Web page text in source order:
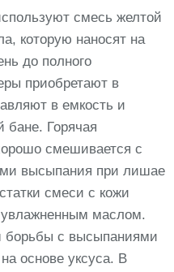
смесь желтой
которую наносят на
до полного
приобретают в
в емкость и
бане. Горячая
смешивается с
высыпания при лишае
смеси с кожи
маслом.
борьбы с высыпаниями
основе уксуса. В